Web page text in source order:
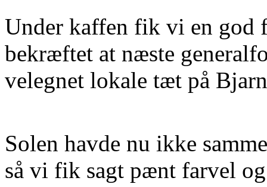
Under kaffen fik vi en god
bekræftet at næste
velegnet lokale tæt på
Solen havde nu ikke
så vi fik sagt pænt farvel